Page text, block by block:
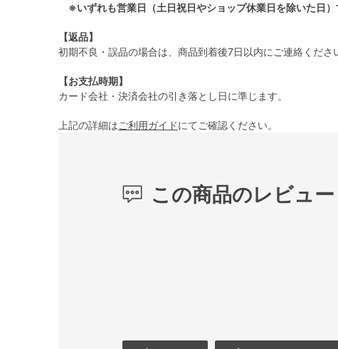
※いずれも営業日（土日祝日やショップ休業日を除いた日）
【返品】
初期不良・誤品の場合は、商品到着後7日以内にご連絡くだ
【お支払時期】
カード会社・決済会社の引き落とし日に準じます。
上記の詳細はご利用ガイドにてご確認ください。
この商品のレビュー